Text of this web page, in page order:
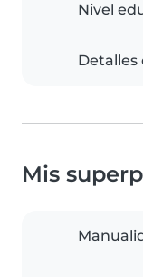
Nivel
Detalles
Mis